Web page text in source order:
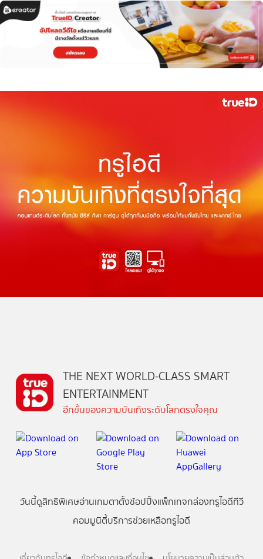
THE NEXT WORLD-CLASS SMART
ENTERTAINMENT
อีกขั้นของความบันเทิงระดับโลกตรงใจคุณ
วันนี้ดูสิทธิพิเศษอ่านเกมตาตั้งช้อปปิ้งแพ็กเกจกล่องทรูไอดีทีวี
คอมมูนิตี้บริการช่วยเหลือทรูไอดี